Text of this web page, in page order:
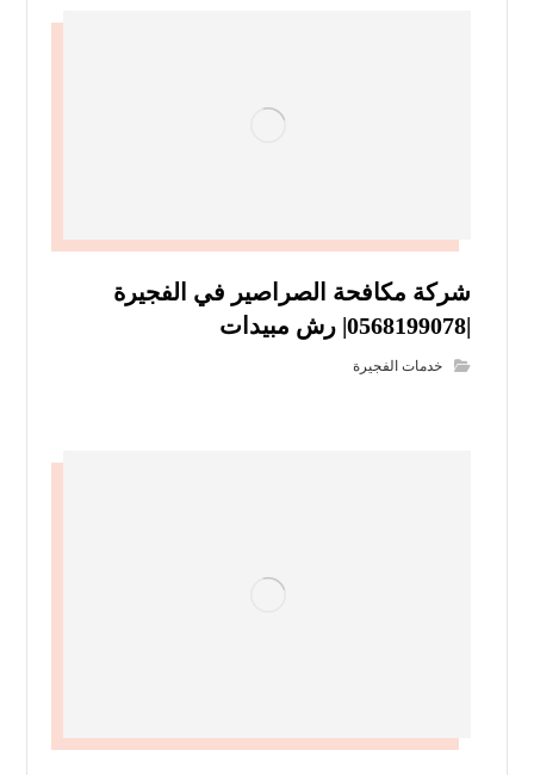
شركة مكافحة الصراصير في الفجيرة
|0568199078| رش مبيدات
خدمات الفجيرة